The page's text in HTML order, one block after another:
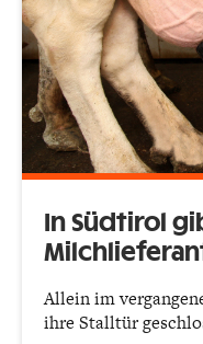
In Südtirol
Allein im
ihre Stalltür